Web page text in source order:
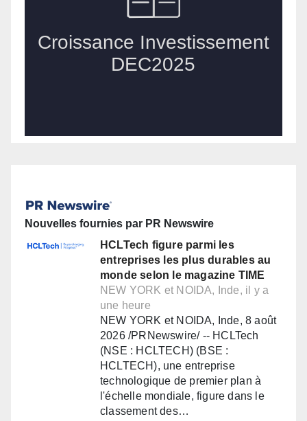
Nouvelles fournies par PR Newswire
HCLTech figure parmi les
entreprises les plus durables au
monde selon le magazine TIME
NEW YORK et NOIDA, Inde, il y a
une heure
NEW YORK et NOIDA, Inde, 8 août
2026 /PRNewswire/ -- HCLTech
(NSE : HCLTECH) (BSE :
HCLTECH), une entreprise
technologique de premier plan à
l'échelle mondiale, figure dans le
classement des…